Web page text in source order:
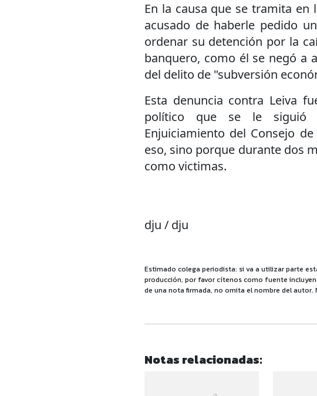
En la causa que se tramita en
acusado de haberle pedido
ordenar su detención por la
banquero, como él se negó a
del delito de "subversión
Esta denuncia contra Leiva
político que se le siguió
Enjuiciamiento del Consejo
eso, sino porque durante dos
como victimas.
dju / dju
Estimado colega periodista: si va a utilizar parte
producción, por favor cítenos como fuente
de una nota firmada, no omita el nombre del autor.
Notas relacionadas: